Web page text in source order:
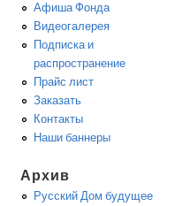
Афиша Фонда
Видеогалерея
Подписка и
распространение
Прайс лист
Заказать
Контакты
Наши баннеры
Архив
Русский Дом будущее